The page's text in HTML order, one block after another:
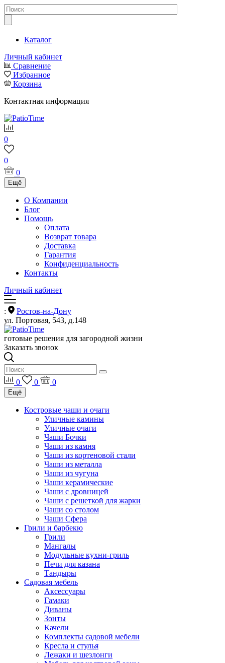
Каталог
Личный кабинет
Сравнение
Избранное
Корзина
Контактная информация
0
0
0
Ещё
О Компании
Блог
Помощь
Оплата
Возврат товара
Доставка
Гарантия
Конфиденциальность
Контакты
Личный кабинет
:
Ростов-на-Дону
ул. Портовая, 543, д.148
готовые решения для загородной жизни
Заказать звонок
0 0 0
Ещё
Костровые чаши и очаги
Уличные камины
Уличные очаги
Чаши Бочки
Чаши из камня
Чаши из кортеновой стали
Чаши из металла
Чаши из чугуна
Чаши керамические
Чаши с дровницей
Чаши с решеткой для жарки
Чаши со столом
Чаши Сфера
Грили и барбекю
Грили
Мангалы
Модульные кухни-гриль
Печи для казана
Тандыры
Садовая мебель
Аксессуары
Гамаки
Диваны
Зонты
Качели
Комплекты садовой мебели
Кресла и стулья
Лежаки и шезлонги